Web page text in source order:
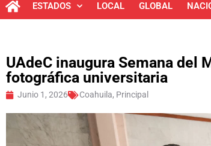
ESTADOS LOCAL GLOBAL
UAdeC inaugura Semana del
fotográfica universitaria
Junio 1, 2026 Coahuila, Principal